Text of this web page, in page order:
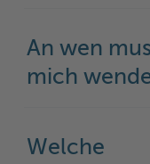
An wen
mich
Welche